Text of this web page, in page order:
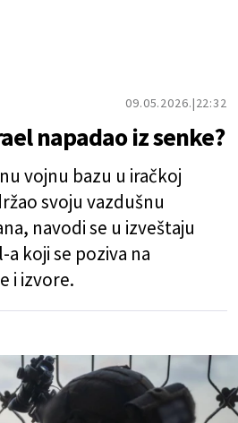
09.05.2026. 22:32
napadao iz senke?
vojnu bazu u iračkoj
svoju vazdušnu
navodi se u izveštaju
koji se poziva na
i izvore.